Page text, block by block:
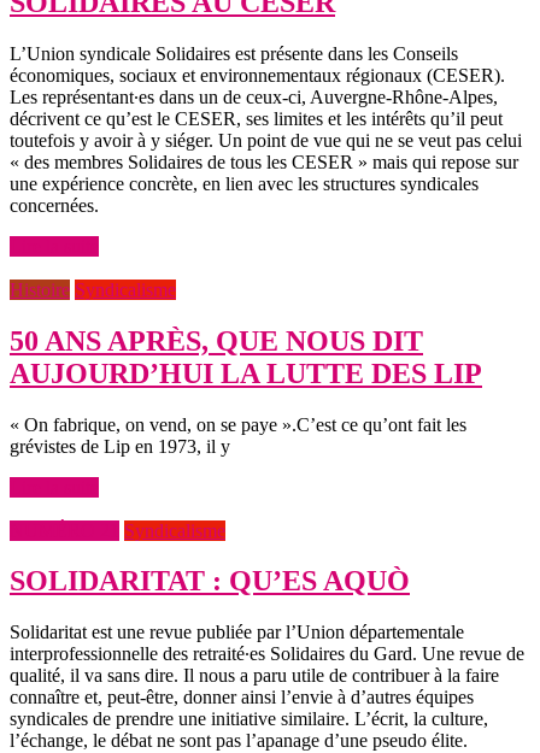
L’Union syndicale Solidaires est présente dans les Conseils
économiques, sociaux et environnementaux régionaux (CESER).
Les représentant∙es dans un de ceux-ci, Auvergne-Rhône-Alpes,
décrivent ce qu’est le CESER, ses limites et les intérêts qu’il peut
toutefois y avoir à y siéger. Un point de vue qui ne se veut pas celui
« des membres Solidaires de tous les CESER » mais qui repose sur
une expérience concrète, en lien avec les structures syndicales
concernées.
Histoire Syndicalisme
50 ANS APRÈS, QUE NOUS DIT
AUJOURD’HUI LA LUTTE DES LIP
« On fabrique, on vend, on se paye ».C’est ce qu’ont fait les
grévistes de Lip en 1973, il y
Syndicalisme
SOLIDARITAT : QU’ES AQUÒ
Solidaritat est une revue publiée par l’Union départementale
interprofessionnelle des retraité∙es Solidaires du Gard. Une revue de
qualité, il va sans dire. Il nous a paru utile de contribuer à la faire
connaître et, peut-être, donner ainsi l’envie à d’autres équipes
syndicales de prendre une initiative similaire. L’écrit, la culture,
l’échange, le débat ne sont pas l’apanage d’une pseudo élite.